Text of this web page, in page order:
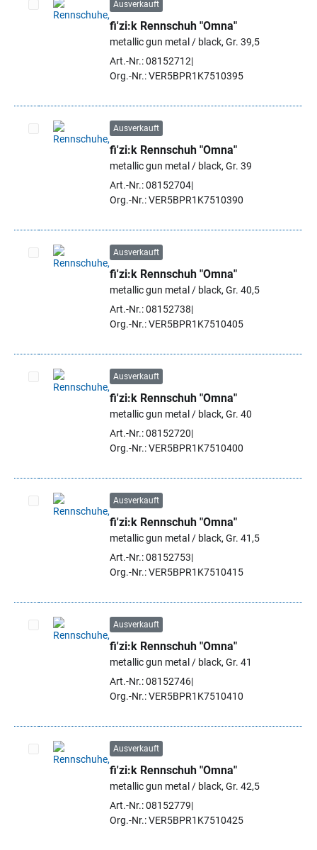
Artikel auswählen
Ausverkauft
fi'zi:k Rennschuh "Omna"
metallic gun metal / black, Gr. 39,5
Art.-Nr.: 08152712
Org.-Nr.: VER5BPR1K7510395
Artikel auswählen
Ausverkauft
fi'zi:k Rennschuh "Omna"
metallic gun metal / black, Gr. 39
Art.-Nr.: 08152704
Org.-Nr.: VER5BPR1K7510390
Artikel auswählen
Ausverkauft
fi'zi:k Rennschuh "Omna"
metallic gun metal / black, Gr. 40,5
Art.-Nr.: 08152738
Org.-Nr.: VER5BPR1K7510405
Artikel auswählen
Ausverkauft
fi'zi:k Rennschuh "Omna"
metallic gun metal / black, Gr. 40
Art.-Nr.: 08152720
Org.-Nr.: VER5BPR1K7510400
Artikel auswählen
Ausverkauft
fi'zi:k Rennschuh "Omna"
metallic gun metal / black, Gr. 41,5
Art.-Nr.: 08152753
Org.-Nr.: VER5BPR1K7510415
Artikel auswählen
Ausverkauft
fi'zi:k Rennschuh "Omna"
metallic gun metal / black, Gr. 41
Art.-Nr.: 08152746
Org.-Nr.: VER5BPR1K7510410
Artikel auswählen
Ausverkauft
fi'zi:k Rennschuh "Omna"
metallic gun metal / black, Gr. 42,5
Art.-Nr.: 08152779
Org.-Nr.: VER5BPR1K7510425